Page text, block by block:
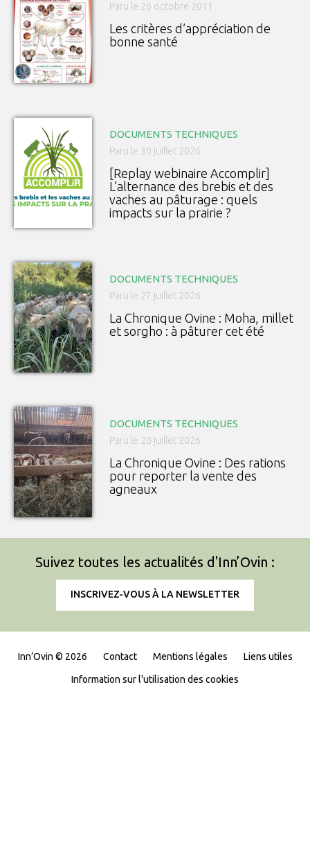
Paru le 26 octobre 2011
Les critères d’appréciation de
bonne santé
DOCUMENTS TECHNIQUES
Paru le 30 juillet 2026
[Replay webinaire Accomplir]
L’alternance des brebis et des
vaches au pâturage : quels
impacts sur la prairie ?
DOCUMENTS TECHNIQUES
Paru le 27 juillet 2026
La Chronique Ovine : Moha, millet
et sorgho : à pâturer cet été
DOCUMENTS TECHNIQUES
Paru le 20 juillet 2026
La Chronique Ovine : Des rations
pour reporter la vente des
agneaux
Suivez toutes les actualités d'Inn’Ovin :
INSCRIVEZ-VOUS À LA NEWSLETTER
Inn’Ovin © 2026 Contact Mentions légales Liens utiles
Information sur l'utilisation des cookies